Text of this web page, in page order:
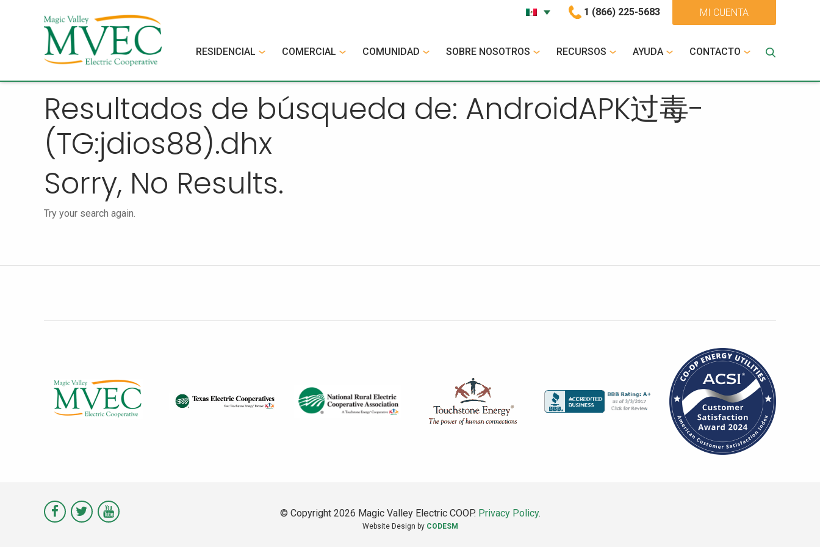
1 (866) 225-5683 MI CUENTA
RESIDENCIAL COMERCIAL COMUNIDAD SOBRE NOSOTROS RECURSOS AYUDA CONTACTO
Resultados de búsqueda de: AndroidAPK过毒-
(TG:jdios88).dhx
Sorry, No Results.
Try your search again.
Visit VisitVisit
© Copyright 2026 Magic Valley Electric COOP. Privacy Policy.
Website Design by CODESM